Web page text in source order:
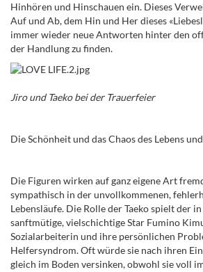
Hinhören und Hinschauen ein. Dieses
Auf und Ab, dem Hin und Her dieses
immer wieder neue Antworten hinter den
der Handlung zu finden.
Jiro und Taekobei der Trauerfeier
Die Schönheit und das Chaos des Lebens
Die Figuren wirken auf ganz eigene Art
sympathisch in der unvollkommenen,
Lebensläufe. Die Rolle der Taeko spielt der
sanftmütige, vielschichtige Star Fumino
Sozialarbeiterin und ihre persönlichen
Helfersyndrom. Oft würde sie nach ihren
gleich im Boden versinken, obwohl sie voll